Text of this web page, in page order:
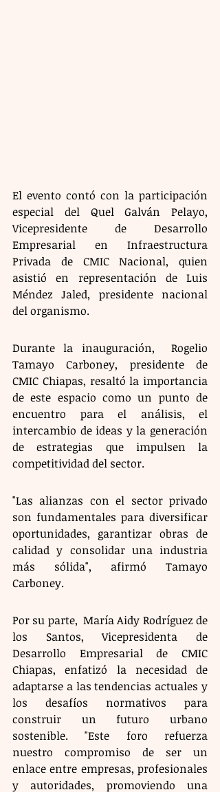
El evento contó con la participación
especial del Quel Galván Pelayo,
Vicepresidente de Desarrollo
Empresarial en Infraestructura
Privada de CMIC Nacional, quien
asistió en representación de Luis
Méndez Jaled, presidente nacional
del organismo.
Durante la inauguración,  Rogelio
Tamayo Carboney, presidente de
CMIC Chiapas, resaltó la importancia
de este espacio como un punto de
encuentro para el análisis, el
intercambio de ideas y la generación
de estrategias que impulsen la
competitividad del sector.
"Las alianzas con el sector privado
son fundamentales para diversificar
oportunidades, garantizar obras de
calidad y consolidar una industria
más sólida", afirmó Tamayo
Carboney.
Por su parte,  María Aidy Rodríguez de
los Santos, Vicepresidenta de
Desarrollo Empresarial de CMIC
Chiapas, enfatizó la necesidad de
adaptarse a las tendencias actuales y
los desafíos normativos para
construir un futuro urbano
sostenible. "Este foro refuerza
nuestro compromiso de ser un
enlace entre empresas, profesionales
y autoridades, promoviendo una